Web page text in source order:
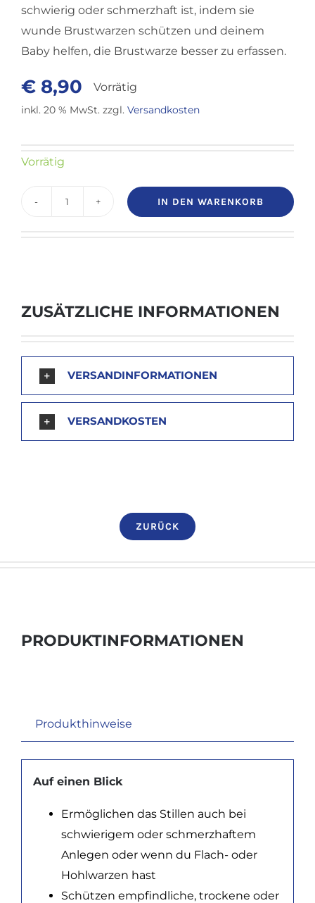
schwierig oder schmerzhaft ist, indem sie
wunde Brustwarzen schützen und deinem
Baby helfen, die Brustwarze besser zu erfassen.
€8,90 Vorrätig
inkl. 20 % MwSt. zzgl. Versandkosten
Vorrätig
IN DEN WARENKORB
ZUSÄTZLICHE INFORMATIONEN
VERSANDINFORMATIONEN
VERSANDKOSTEN
ZURÜCK
PRODUKTINFORMATIONEN
Produkthinweise
Auf einen Blick
Ermöglichen das Stillen auch bei
schwierigem oder schmerzhaftem
Anlegen oder wenn du Flach- oder
Hohlwarzen hast
Schützen empfindliche, trockene oder